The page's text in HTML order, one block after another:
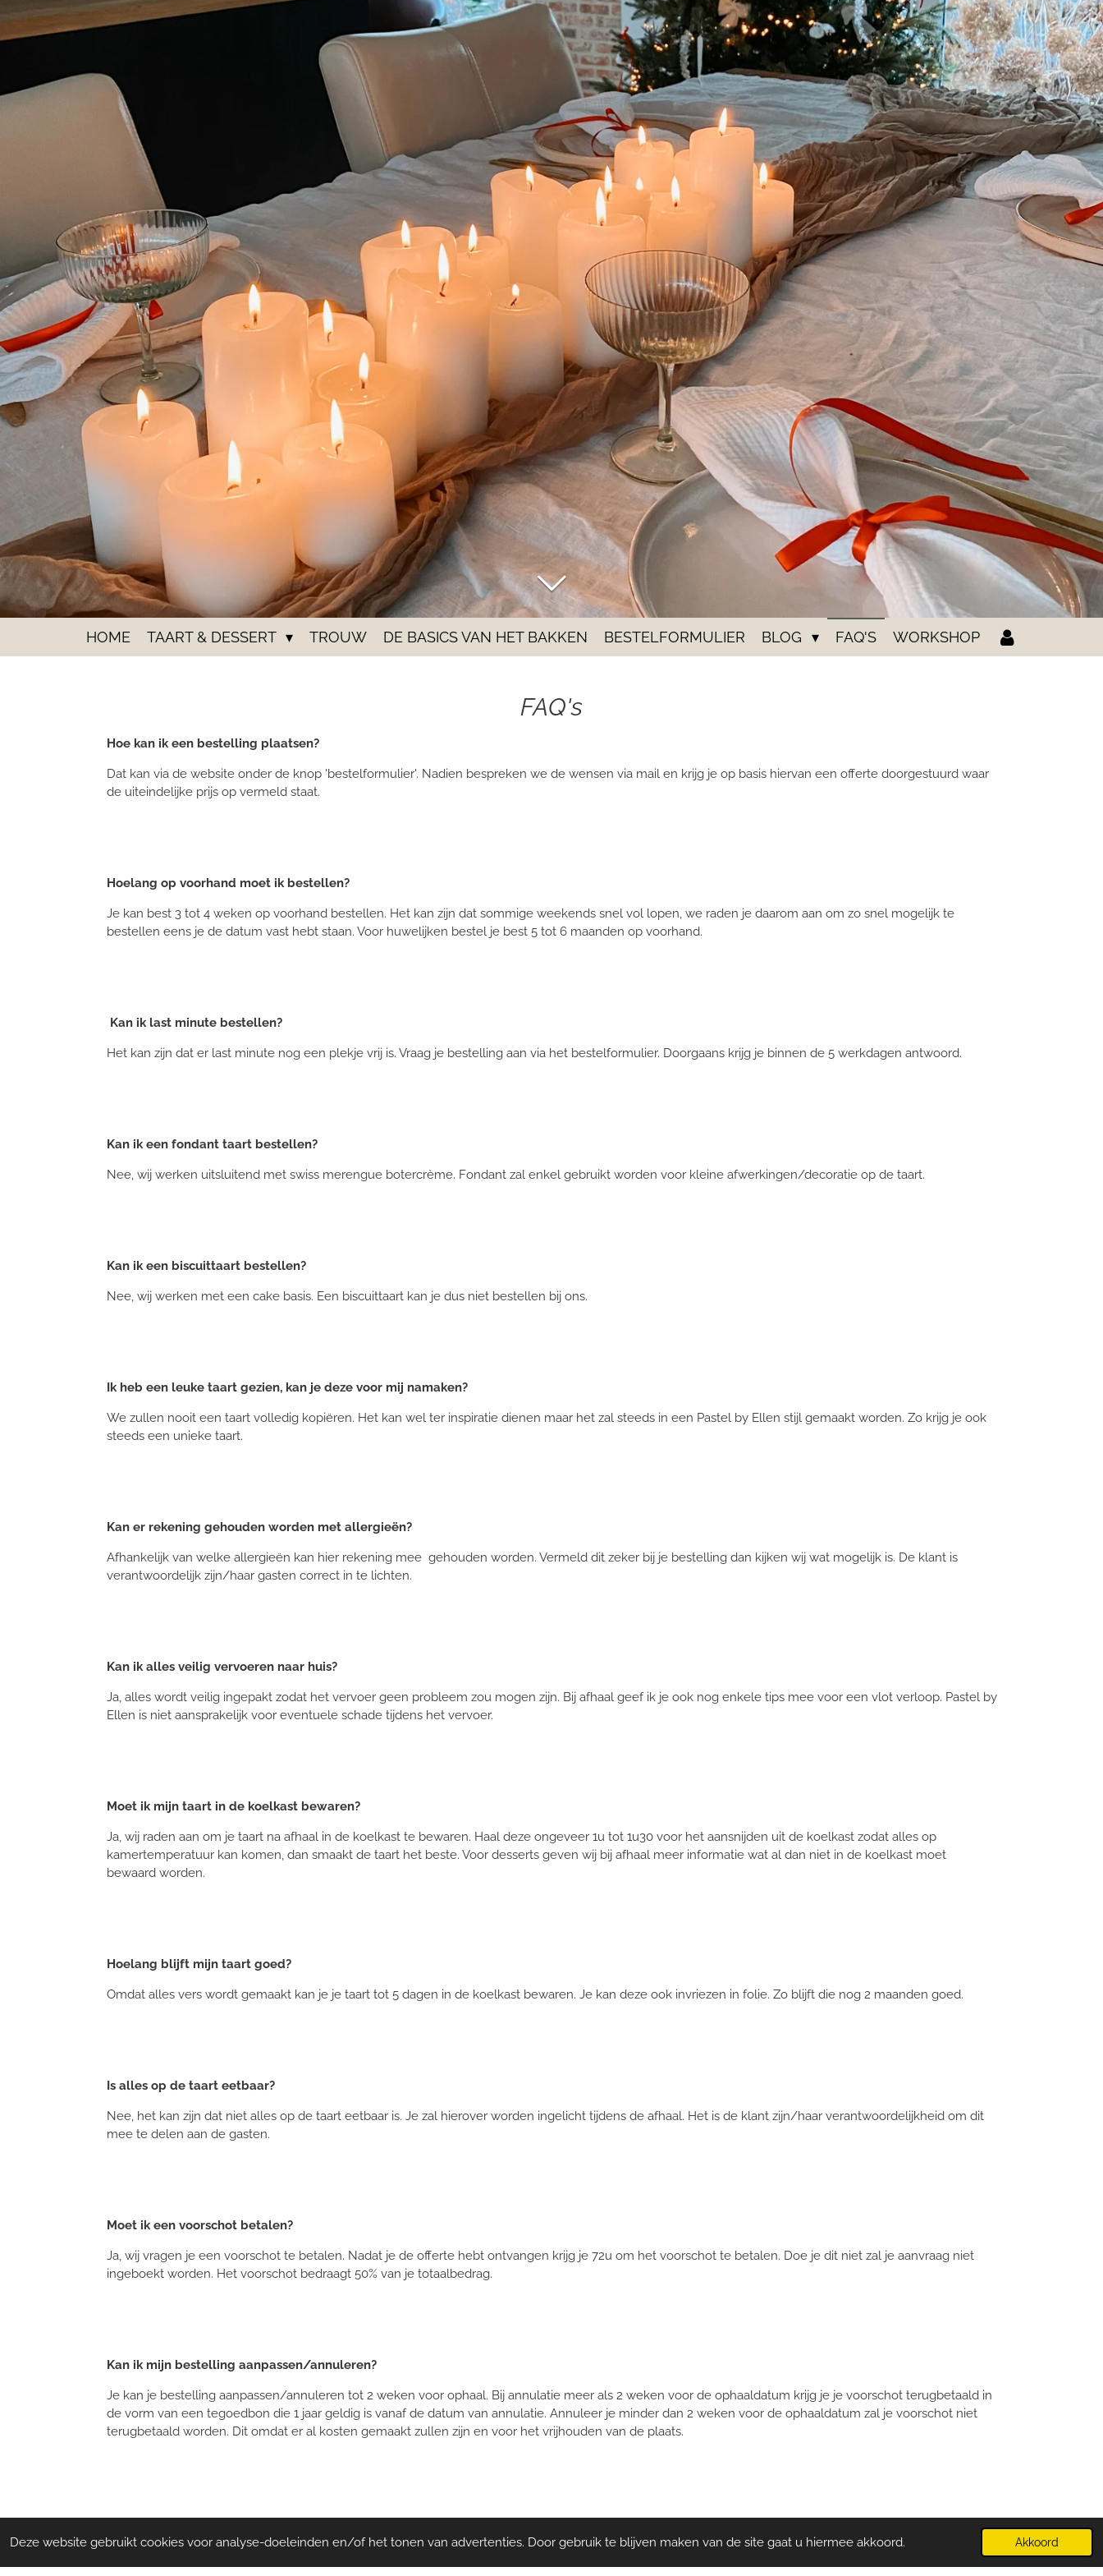
Deze website gebruikt cookies voor analyse-doeleinden en/of het tonen van advertenties. Door gebruik te blijven maken van de site gaat u hiermee akkoord. Akkoord
HOME TAART & DESSERT TROUW DE BASICS VAN HET BAKKEN BESTELFORMULIER BLOG FAQ'S WORKSHOP
FAQ's
Hoe kan ik een bestelling plaatsen?
Dat kan via de website onder de knop 'bestelformulier'. Nadien bespreken we de wensen via mail en krijg je op basis hiervan een offerte doorgestuurd waar
de uiteindelijke prijs op vermeld staat.
Hoelang op voorhand moet ik bestellen?
Je kan best 3 tot 4 weken op voorhand bestellen. Het kan zijn dat sommige weekends snel vol lopen, we raden je daarom aan om zo snel mogelijk te
bestellen eens je de datum vast hebt staan. Voor huwelijken bestel je best 5 tot 6 maanden op voorhand.
Kan ik last minute bestellen?
Het kan zijn dat er last minute nog een plekje vrij is. Vraag je bestelling aan via het bestelformulier. Doorgaans krijg je binnen de 5 werkdagen antwoord.
Kan ik een fondant taart bestellen?
Nee, wij werken uitsluitend met swiss merengue botercrème. Fondant zal enkel gebruikt worden voor kleine afwerkingen/decoratie op de taart.
Kan ik een biscuittaart bestellen?
Nee, wij werken met een cake basis. Een biscuittaart kan je dus niet bestellen bij ons.
Ik heb een leuke taart gezien, kan je deze voor mij namaken?
We zullen nooit een taart volledig kopiëren. Het kan wel ter inspiratie dienen maar het zal steeds in een Pastel by Ellen stijl gemaakt worden. Zo krijg je ook
steeds een unieke taart.
Kan er rekening gehouden worden met allergieën?
Afhankelijk van welke allergieën kan hier rekening mee gehouden worden. Vermeld dit zeker bij je bestelling dan kijken wij wat mogelijk is. De klant is
verantwoordelijk zijn/haar gasten correct in te lichten.
Kan ik alles veilig vervoeren naar huis?
Ja, alles wordt veilig ingepakt zodat het vervoer geen probleem zou mogen zijn. Bij afhaal geef ik je ook nog enkele tips mee voor een vlot verloop. Pastel by
Ellen is niet aansprakelijk voor eventuele schade tijdens het vervoer.
Moet ik mijn taart in de koelkast bewaren?
Ja, wij raden aan om je taart na afhaal in de koelkast te bewaren. Haal deze ongeveer 1u tot 1u30 voor het aansnijden uit de koelkast zodat alles op
kamertemperatuur kan komen, dan smaakt de taart het beste. Voor desserts geven wij bij afhaal meer informatie wat al dan niet in de koelkast moet
bewaard worden.
Hoelang blijft mijn taart goed?
Omdat alles vers wordt gemaakt kan je je taart tot 5 dagen in de koelkast bewaren. Je kan deze ook invriezen in folie. Zo blijft die nog 2 maanden goed.
Is alles op de taart eetbaar?
Nee, het kan zijn dat niet alles op de taart eetbaar is. Je zal hierover worden ingelicht tijdens de afhaal. Het is de klant zijn/haar verantwoordelijkheid om dit
mee te delen aan de gasten.
Moet ik een voorschot betalen?
Ja, wij vragen je een voorschot te betalen. Nadat je de offerte hebt ontvangen krijg je 72u om het voorschot te betalen. Doe je dit niet zal je aanvraag niet
ingeboekt worden. Het voorschot bedraagt 50% van je totaalbedrag.
Kan ik mijn bestelling aanpassen/annuleren?
Je kan je bestelling aanpassen/annuleren tot 2 weken voor ophaal. Bij annulatie meer als 2 weken voor de ophaaldatum krijg je je voorschot terugbetaald in
de vorm van een tegoedbon die 1 jaar geldig is vanaf de datum van annulatie. Annuleer je minder dan 2 weken voor de ophaaldatum zal je voorschot niet
terugbetaald worden. Dit omdat er al kosten gemaakt zullen zijn en voor het vrijhouden van de plaats.
Kan mijn bestelling ook geleverd worden?
Wij leveren enkele bij een bruidstaart/buffet. Voor andere bestellingen werken wij enkel met afhaal. Dit plannen we samen op voorhand in.